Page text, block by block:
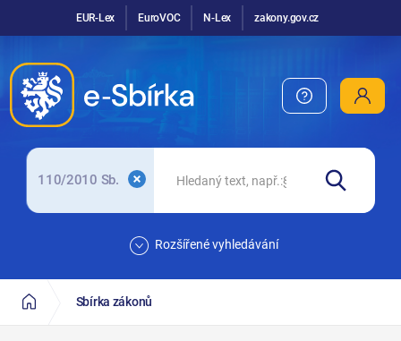
EUR-Lex EuroVOC N-Lex zakony.gov.cz
110/2010 Sb.
Rozšířené vyhledávání
Sbírka zákonů